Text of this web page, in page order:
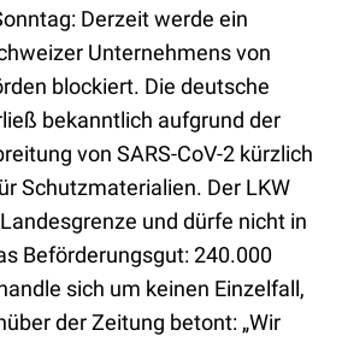
Derzeit werde ein
Unternehmens von
blockiert. Die deutsche
bekanntlich aufgrund der
von SARS-CoV-2 kürzlich
Schutzmaterialien. Der LKW
und dürfe nicht in
Beförderungsgut: 240.000
sich um keinen Einzelfall,
der Zeitung betont: „Wir